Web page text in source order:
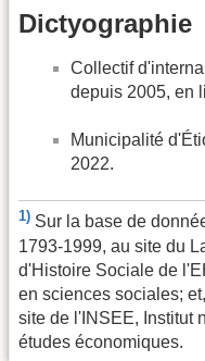
Dictyographie
Collectif
depuis 2005, en
Municipalité
2022.
1) Sur la base de
1793-1999, au site du
d'Histoire Sociale de
en sciences sociales;
site de l'INSEE, Institut
études économiques.